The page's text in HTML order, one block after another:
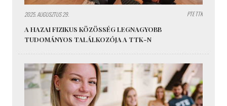
2025. AUGUSZTUS 29. PTE TTK
A HAZAI FIZIKUS KÖZÖSSÉG LEGNAGYOBB
TUDOMÁNYOS TALÁLKOZÓJA A TTK-N